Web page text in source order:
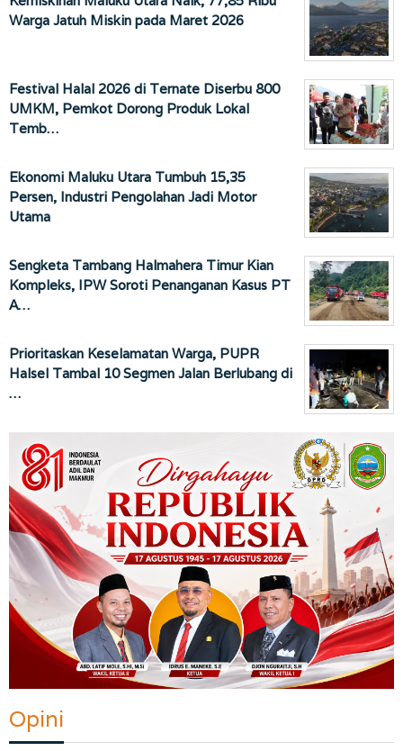
Warga Jatuh Miskin pada Maret 2026
Festival Halal 2026 di Ternate Diserbu 800
UMKM, Pemkot Dorong Produk Lokal
Temb…
Ekonomi Maluku Utara Tumbuh 15,35
Persen, Industri Pengolahan Jadi Motor
Utama
Sengketa Tambang Halmahera Timur Kian
Kompleks, IPW Soroti Penanganan Kasus PT
A…
Prioritaskan Keselamatan Warga, PUPR
Halsel Tambal 10 Segmen Jalan Berlubang di
…
Opini